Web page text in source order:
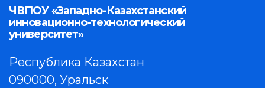
ЧВПОУ «Западно-Казахстанский
инновационно-технологический
университет»
Республика Казахстан
090000, Уральск